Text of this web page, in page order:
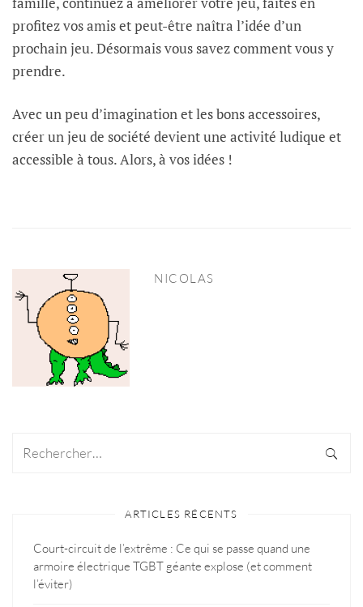
profitez vos amis et peut-être naîtra l’idée d’un
prochain jeu. Désormais vous savez comment vous y
prendre.
Avec un peu d’imagination et les bons accessoires,
créer un jeu de société devient une activité ludique et
accessible à tous. Alors, à vos idées !
NICOLAS
ARTICLES RÉCENTS
Court-circuit de l’extrême : Ce qui se passe quand une
armoire électrique TGBT géante explose (et comment
l’éviter)